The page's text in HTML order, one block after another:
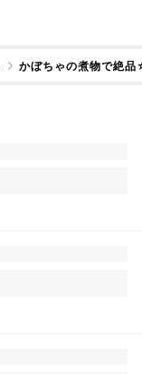
かぼちゃの煮物で絶